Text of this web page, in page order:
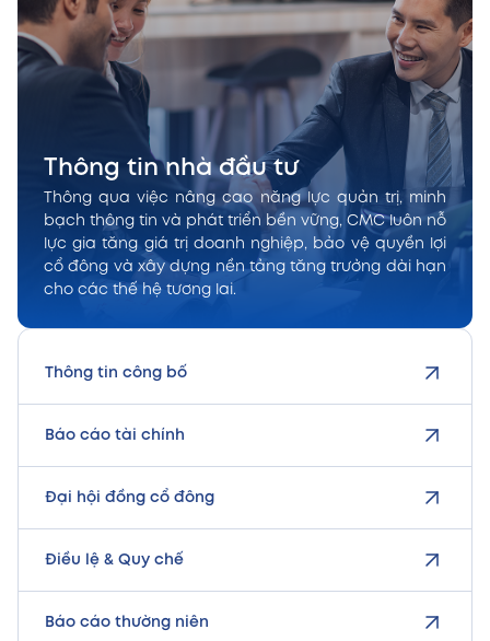
Thông tin nhà đầu tư
Thông qua việc nâng cao năng lực quản trị, minh
bạch thông tin và phát triển bền vững, CMC luôn nỗ
lực gia tăng giá trị doanh nghiệp, bảo vệ quyền lợi
cổ đông và xây dựng nền tảng tăng trưởng dài hạn
cho các thế hệ tương lai.
Thông tin công bố
Báo cáo tài chính
Đại hội đồng cổ đông
Điều lệ & Quy chế
Báo cáo thường niên